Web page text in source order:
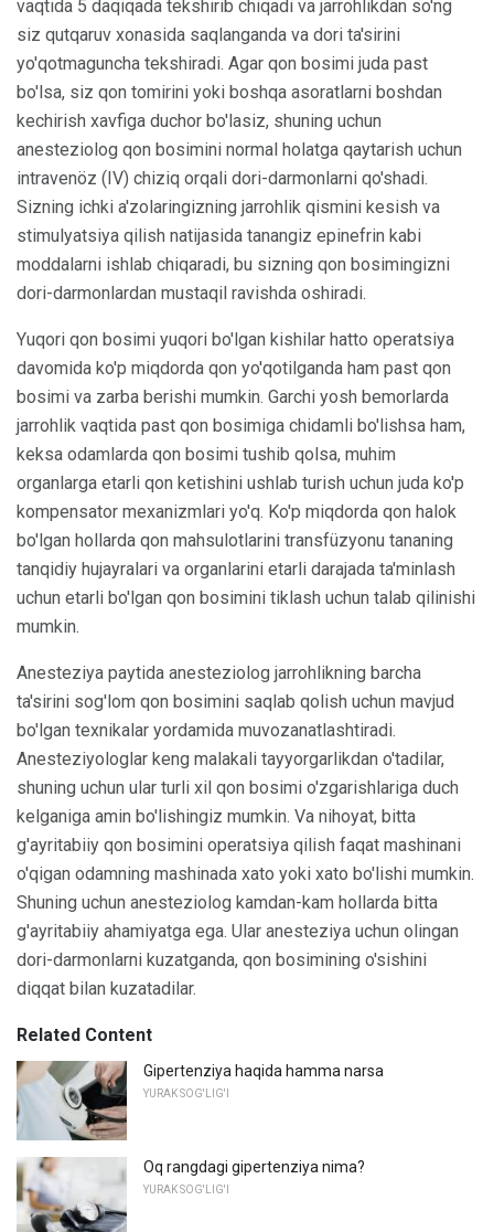
vaqtida 5 daqiqada tekshirib chiqadi va jarrohlikdan so'ng
siz qutqaruv xonasida saqlanganda va dori ta'sirini
yo'qotmaguncha tekshiradi. Agar qon bosimi juda past
bo'lsa, siz qon tomirini yoki boshqa asoratlarni boshdan
kechirish xavfiga duchor bo'lasiz, shuning uchun
anesteziolog qon bosimini normal holatga qaytarish uchun
intravenöz (IV) chiziq orqali dori-darmonlarni qo'shadi.
Sizning ichki a'zolaringizning jarrohlik qismini kesish va
stimulyatsiya qilish natijasida tanangiz epinefrin kabi
moddalarni ishlab chiqaradi, bu sizning qon bosimingizni
dori-darmonlardan mustaqil ravishda oshiradi.
Yuqori qon bosimi yuqori bo'lgan kishilar hatto operatsiya
davomida ko'p miqdorda qon yo'qotilganda ham past qon
bosimi va zarba berishi mumkin. Garchi yosh bemorlarda
jarrohlik vaqtida past qon bosimiga chidamli bo'lishsa ham,
keksa odamlarda qon bosimi tushib qolsa, muhim
organlarga etarli qon ketishini ushlab turish uchun juda ko'p
kompensator mexanizmlari yo'q. Ko'p miqdorda qon halok
bo'lgan hollarda qon mahsulotlarini transfüzyonu tananing
tanqidiy hujayralari va organlarini etarli darajada ta'minlash
uchun etarli bo'lgan qon bosimini tiklash uchun talab qilinishi
mumkin.
Anesteziya paytida anesteziolog jarrohlikning barcha
ta'sirini sog'lom qon bosimini saqlab qolish uchun mavjud
bo'lgan texnikalar yordamida muvozanatlashtiradi.
Anesteziyologlar keng malakali tayyorgarlikdan o'tadilar,
shuning uchun ular turli xil qon bosimi o'zgarishlariga duch
kelganiga amin bo'lishingiz mumkin. Va nihoyat, bitta
g'ayritabiiy qon bosimini operatsiya qilish faqat mashinani
o'qigan odamning mashinada xato yoki xato bo'lishi mumkin.
Shuning uchun anesteziolog kamdan-kam hollarda bitta
g'ayritabiiy ahamiyatga ega. Ular anesteziya uchun olingan
dori-darmonlarni kuzatganda, qon bosimining o'sishini
diqqat bilan kuzatadilar.
Related Content
Gipertenziya haqida hamma narsa
YURAK SOG'LIG'I
Oq rangdagi gipertenziya nima?
YURAK SOG'LIG'I